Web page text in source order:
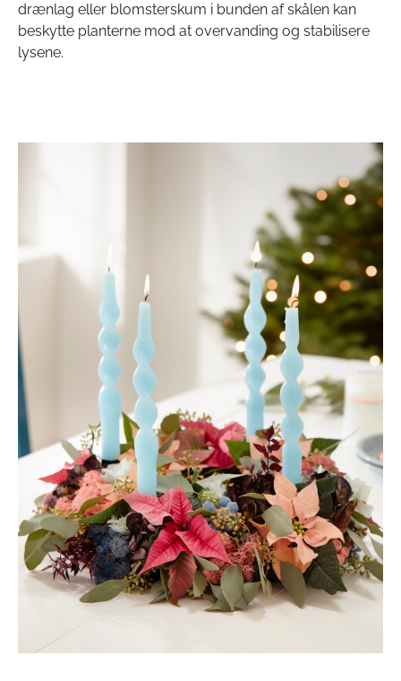
drænlag eller blomsterskum i bunden af skålen kan
beskytte planterne mod at overvanding og stabilisere
lysene.